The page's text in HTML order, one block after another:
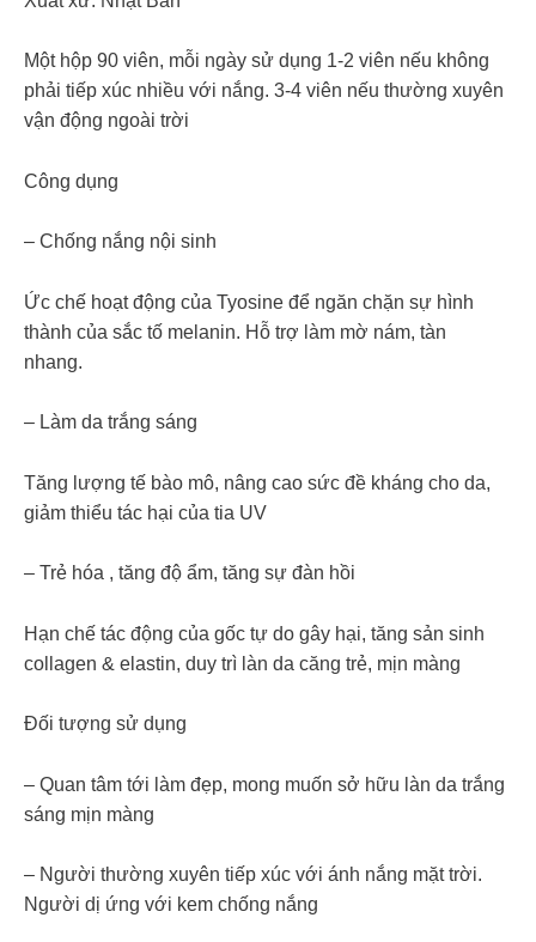
Một hộp 90 viên, mỗi ngày sử dụng 1-2 viên nếu không
phải tiếp xúc nhiều với nắng. 3-4 viên nếu thường xuyên
vận động ngoài trời
Công dụng
– Chống nắng nội sinh
Ức chế hoạt động của Tyosine để ngăn chặn sự hình
thành của sắc tố melanin. Hỗ trợ làm mờ nám, tàn
nhang.
– Làm da trắng sáng
Tăng lượng tế bào mô, nâng cao sức đề kháng cho da,
giảm thiểu tác hại của tia UV
– Trẻ hóa , tăng độ ẩm, tăng sự đàn hồi
Hạn chế tác động của gốc tự do gây hại, tăng sản sinh
collagen & elastin, duy trì làn da căng trẻ, mịn màng
Đối tượng sử dụng
– Quan tâm tới làm đẹp, mong muốn sở hữu làn da trắng
sáng mịn màng
– Người thường xuyên tiếp xúc với ánh nắng mặt trời.
Người dị ứng với kem chống nắng